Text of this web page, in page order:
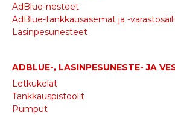
AdBlue-nesteet
AdBlue-tankkausasemat ja -
Lasinpesunesteet
ADBLUE-, LASINPESUNESTE- JA
Letkukelat
Tankkauspistoolit
Pumput